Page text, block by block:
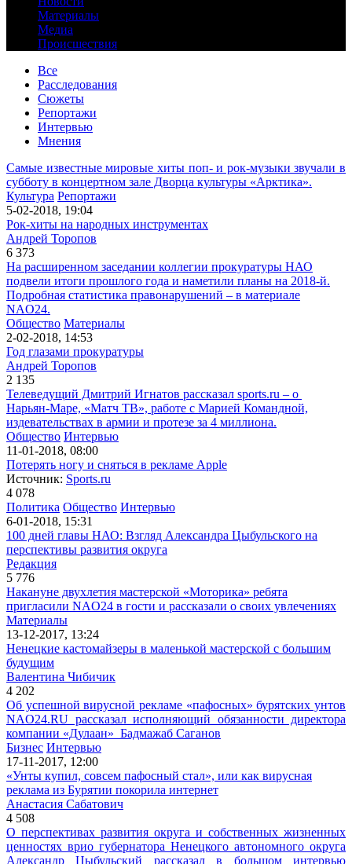
Материалы
Медиа
Происшествия
Все
Расследования
Сюжеты
Репортажи
Интервью
Мнения
Самые известные мировые хиты поп- и рок-музыки звучали в
субботу в концертном зале Дворца культуры «Арктика».
Культура Репортажи
5-02-2018, 19:04
Рок-хиты на народных инструментах
Андрей Торопов
6 373
На расширенном заседании коллегии прокуратуры НАО
подвели итоги прошлого года и наметили планы на 2018-й.
Подробная статистика правонарушений – в материале
NAO24.
Общество Материалы
2-02-2018, 14:53
Год глазами прокуратуры
Андрей Торопов
2 135
Телеведущий Дмитрий Игнатов рассказал sports.ru – о
Нарьян-Маре, «Матч ТВ», работе с Марией Командной,
издевательствах в армии и протезе за 4 миллиона.
Общество Интервью
11-01-2018, 08:00
Потерять ногу и сняться в рекламе Apple
Источник: Sports.ru
4 078
Политика Общество Интервью
6-01-2018, 15:31
100 дней главы НАО: Взгляд Александра Цыбульского на
перспективы развития округа
Редакция
5 776
Накануне двухлетия мастерской «Моторика» ребята
пригласили NAO24 в гости и рассказали о своих увлечениях
Материалы
13-12-2017, 13:24
Ненецкие кастомайзеры в маленькой мастерской с большим
будущим
Валентина Чибичик
4 202
Об успешной вирусной рекламе «пафосных» бурятских унтов
NAO24.RU рассказал исполняющий обязанности директора
компании «Дулаан» Бадмажаб Саганов
Бизнес Интервью
17-11-2017, 12:00
«Унты купил, совсем пафосный стал», или как вирусная
реклама из Бурятии покорила интернет
Анастасия Сабатович
4 508
О перспективах развития округа и собственных жизненных
ценностях врио губернатора Ненецкого автономного округа
Александр Цыбульский рассказал в большом интервью